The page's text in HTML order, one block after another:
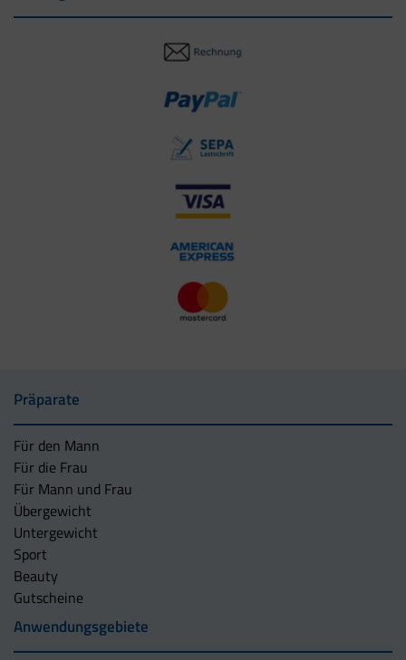
Präparate
Für den Mann
Für die Frau
Für Mann und Frau
Übergewicht
Untergewicht
Sport
Beauty
Gutscheine
Anwendungsgebiete